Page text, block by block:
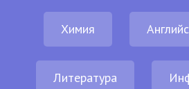
Химия
Литература